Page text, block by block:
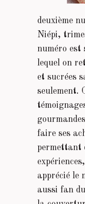
deuxième
Niépi,
numéro est
lequel on
et sucrées
seulement.
faire ses
permettant
apprécié le
aussi fan